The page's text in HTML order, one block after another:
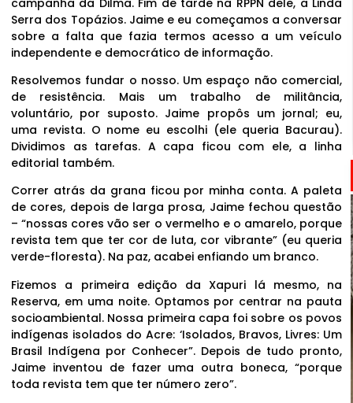
Serra dos Topázios. Jaime e eu começamos a conversar
sobre a falta que fazia termos acesso a um veículo
independente e democrático de informação.
Resolvemos fundar o nosso. Um espaço não comercial,
de resistência. Mais um trabalho de militância,
voluntário, por suposto. Jaime propôs um jornal; eu,
uma revista. O nome eu escolhi (ele queria Bacurau).
Dividimos as tarefas. A capa ficou com ele, a linha
editorial também.
Correr atrás da grana ficou por minha conta. A paleta
de cores, depois de larga prosa, Jaime fechou questão
– “nossas cores vão ser o vermelho e o amarelo, porque
revista tem que ter cor de luta, cor vibrante” (eu queria
verde-floresta). Na paz, acabei enfiando um branco.
Fizemos a primeira edição da Xapuri lá mesmo, na
Reserva, em uma noite. Optamos por centrar na pauta
socioambiental. Nossa primeira capa foi sobre os povos
indígenas isolados do Acre: ‘Isolados, Bravos, Livres: Um
Brasil Indígena por Conhecer”. Depois de tudo pronto,
Jaime inventou de fazer uma outra boneca, “porque
toda revista tem que ter número zero”.